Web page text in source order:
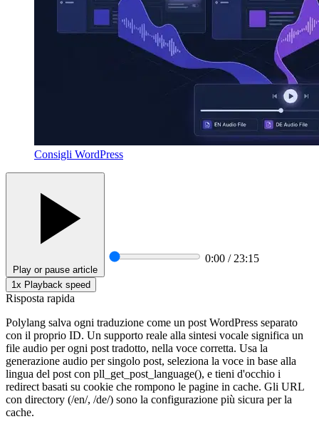
Consigli WordPress
Play or pause article
0:00 / 23:15
1x Playback speed
Risposta rapida
Polylang salva ogni traduzione come un post WordPress separato
con il proprio ID. Un supporto reale alla sintesi vocale significa un
file audio per ogni post tradotto, nella voce corretta. Usa la
generazione audio per singolo post, seleziona la voce in base alla
lingua del post con pll_get_post_language(), e tieni d'occhio i
redirect basati su cookie che rompono le pagine in cache. Gli URL
con directory (/en/, /de/) sono la configurazione più sicura per la
cache.